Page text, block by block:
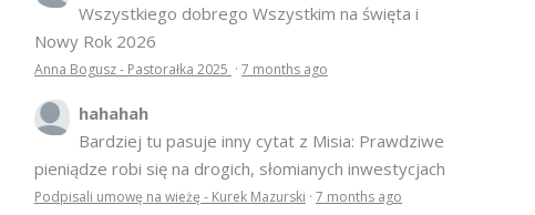
Wszystkiego dobrego Wszystkim na święta i
Nowy Rok 2026
Anna Bogusz - Pastorałka 2025 · 7 months ago
hahahah
Bardziej tu pasuje inny cytat z Misia: Prawdziwe
pieniądze robi się na drogich, słomianych inwestycjach
Podpisali umowę na wieżę - Kurek Mazurski · 7 months ago